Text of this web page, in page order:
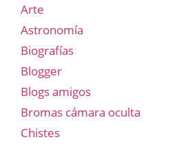
Arte
Astronomía
Biografías
Blogger
Blogs amigos
Bromas cámara oculta
Chistes